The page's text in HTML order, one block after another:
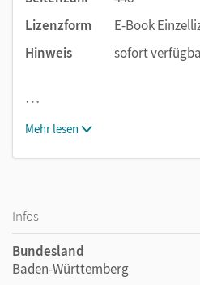
Lizenzform
E-Book
Hinweis
sofort
…
Mehr lesen
Infos
Bundesland
Baden-Württemberg